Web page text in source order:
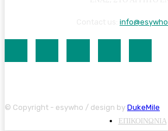
© Copyright - esywho / design by DukeMile
ΕΠΙΚΟΙΝΩΝΙΑ